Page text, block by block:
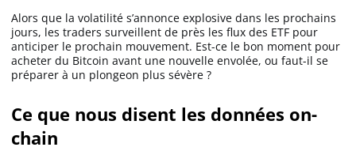
Alors que la volatilité s’annonce explosive dans les prochains
jours, les traders surveillent de près les flux des ETF pour
anticiper le prochain mouvement. Est-ce le bon moment pour
acheter du Bitcoin avant une nouvelle envolée, ou faut-il se
préparer à un plongeon plus sévère ?
Ce que nous disent les données on-
chain